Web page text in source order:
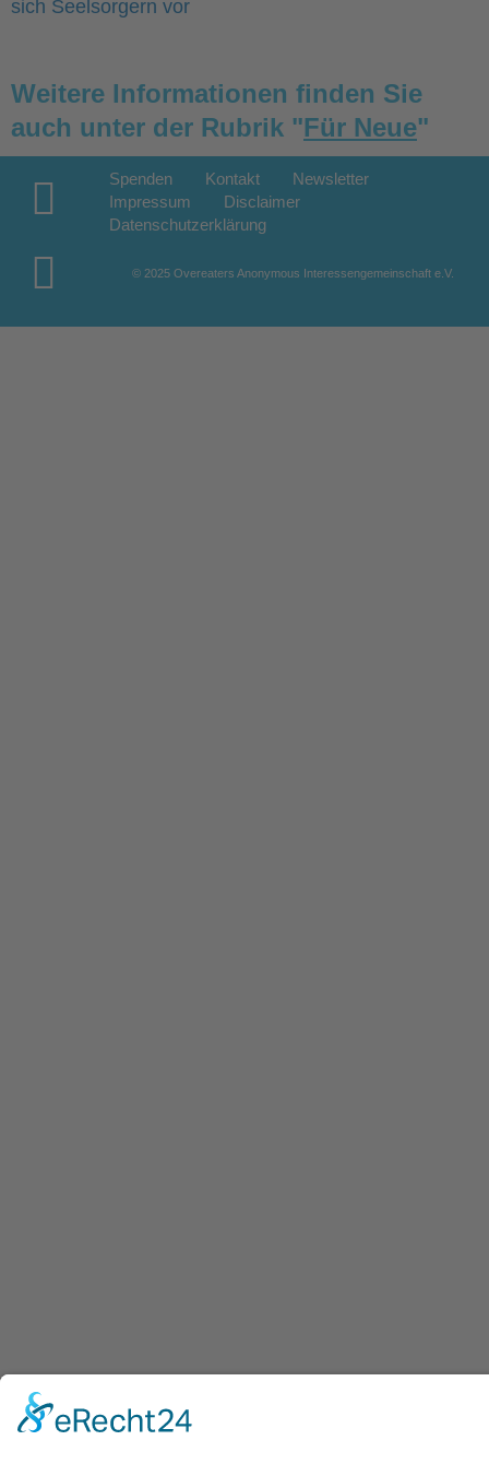
sich Seelsorgern vor
Weitere Informationen finden Sie
auch unter der Rubrik "Für Neue"
Spenden Kontakt
Newsletter
Impressum
Disclaimer
Datenschutzerklärung
© 2025 Overeaters Anonymous Interessengemeinschaft e.V.